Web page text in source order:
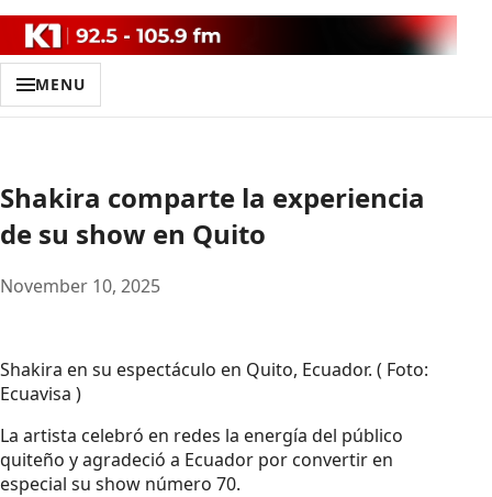
MENU
Shakira comparte la experiencia
de su show en Quito
November 10, 2025
Shakira en su espectáculo en Quito, Ecuador. ( Foto:
Ecuavisa )
La artista celebró en redes la energía del público
quiteño y agradeció a Ecuador por convertir en
especial su show número 70.